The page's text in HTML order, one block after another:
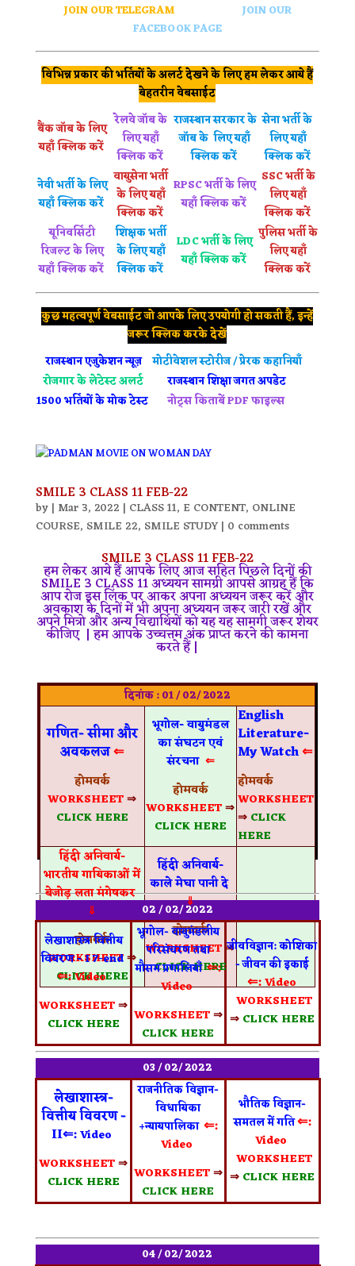
JOIN OUR TELEGRAM
JOIN OUR
FACEBOOK PAGE
विभिन्न प्रकार की भर्तियों के अलर्ट देखने के लिए हम लेकर आये हैं
बेहतरीन वेबसाईट
बैंक जॉब के लिए
यहाँ क्लिक करें
रेलवे जॉब के
लिए यहाँ
क्लिक करें
राजस्थान सरकार के
जॉब के लिए यहाँ
क्लिक करें
सेना भर्ती के
लिए यहाँ
क्लिक करें
नेवी भर्ती के लिए
यहाँ क्लिक करें
वायुसेना भर्ती
के लिए यहाँ
क्लिक करें
RPSC भर्ती के लिए
यहाँ क्लिक करें
SSC भर्ती के
लिए यहाँ
क्लिक करें
यूनिवर्सिटी
रिजल्ट के लिए
यहाँ क्लिक करें
शिक्षक भर्ती
के लिए यहाँ
क्लिक करें
LDC भर्ती के लिए
यहाँ क्लिक करें
पुलिस भर्ती के
लिए यहाँ
क्लिक करें
कुछ महत्वपूर्ण वेबसाईट जो आपके लिए उपयोगी हो सकती हैं, इन्हें
जरूर क्लिक करके देखें
राजस्थानएजुकेशन न्यूज़ मोटीवेशल स्टोरीज / प्रेरक कहानियाँ
रोजगार के लेटेस्ट अलर्ट
राजस्थान शिक्षा जगत अपडेट
1500 भर्तियों के मोक टेस्ट
नोट्स किताबें PDF फाइल्स
SMILE 3 CLASS 11 FEB-22
by | Mar 3, 2022 | CLASS 11, E CONTENT, ONLINE
COURSE, SMILE 22, SMILE STUDY| 0 comments
SMILE 3 CLASS 11 FEB-22
हम लेकर आये हैं आपके लिए आज सहित पिछले दिनों की
SMILE 3 CLASS 11 अध्ययन सामग्री आपसे आग्रह हैं कि
आप रोज इस लिंक पर आकर अपना अध्ययन जरूर करें और
अवकाश के दिनों में भी अपना अध्ययन जरूर जारी रखें और
अपने मित्रो और अन्य विद्यार्थियों को यह यह सामगी जरूर शेयर
कीजिए | हम आपके उच्चत्तम अंक प्राप्त करने की कामना
करते हैं |
दिनांक : 01 / 02/ 2022
गणित- सीमा और
अवकलज⇐
होमवर्क
WORKSHEET⇒
CLICK HERE
भूगोल- वायुमंडल
का संघटन एवं
संरचना ⇐
होमवर्क
WORKSHEET⇒
CLICK HERE
English
Literature-
My Watch⇐
होमवर्क
WORKSHEET
⇒ CLICK
HERE
हिंदी अनिवार्य-
भारतीय गायिकाओं में
बेजोड़ लता मंगेषकर
⇓
होमवर्क
WORKSHEET⇒
CLICK HERE
हिंदी अनिवार्य-
काले मेघा पानी दे
⇓
होमवर्क
WORKSHEET ⇒
CLICK HERE
02 / 02/ 2022
लेखाशास्त्र वित्तीय
विवरण - I 7-end
⇐:Video
WORKSHEET⇒
CLICK HERE
भूगोल- वायुमंडलीय
परिसंचरण तथा
मौसम प्रणालियाँ ⇐:
Video
WORKSHEET⇒
CLICK HERE
जीवविज्ञान: कोशिका
- जीवन की इकाई
⇐:Video
WORKSHEET
⇒ CLICK HERE
03 / 02/ 2022
लेखाशास्त्र-
वित्तीय विवरण -
II⇐:Video
WORKSHEET⇒
CLICK HERE
राजनीतिक विज्ञान-
विधायिका
+न्यायपालिका ⇐:
Video
WORKSHEET⇒
CLICK HERE
भौतिक विज्ञान-
समतल में गति⇐:
Video
WORKSHEET
⇒ CLICK HERE
04 / 02/ 2022